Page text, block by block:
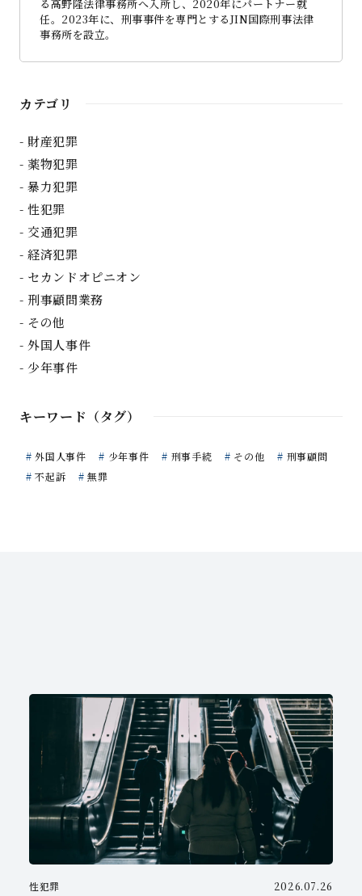
る高野隆法律事務所へ入所し、2020年にパートナー就
任。2023年に、刑事事件を専門とするJIN国際刑事法律
事務所を設立。
カテゴリ
財産犯罪
薬物犯罪
暴力犯罪
性犯罪
交通犯罪
経済犯罪
セカンドオピニオン
刑事顧問業務
その他
外国人事件
少年事件
キーワード（タグ）
外国人事件 少年事件 刑事手続 その他
刑事顧問
不起訴
無罪
性犯罪 2026.07.26